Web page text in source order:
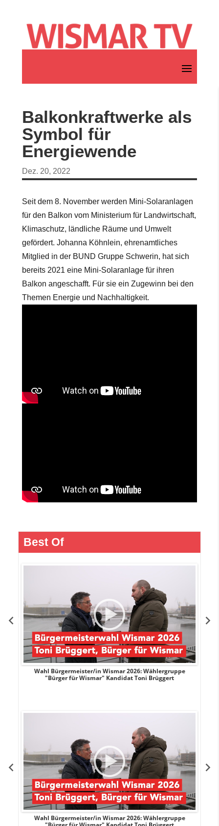
Balkonkraftwerke als
Symbol für
Energiewende
Dez. 20, 2022
Seit dem 8. November werden Mini-Solaranlagen
für den Balkon vom Ministerium für Landwirtschaft,
Klimaschutz, ländliche Räume und Umwelt
gefördert. Johanna Köhnlein, ehrenamtliches
Mitglied in der BUND Gruppe Schwerin, hat sich
bereits 2021 eine Mini-Solaranlage für ihren
Balkon angeschafft. Für sie ein Zugewinn bei den
Themen Energie und Nachhaltigkeit.
Best Of
Wahl Bürgermeister/in Wismar 2026: Wählergruppe
"Bürger für Wismar" Kandidat Toni Brüggert
Wahl Bürgermeister/in Wismar 2026: Wählergruppe